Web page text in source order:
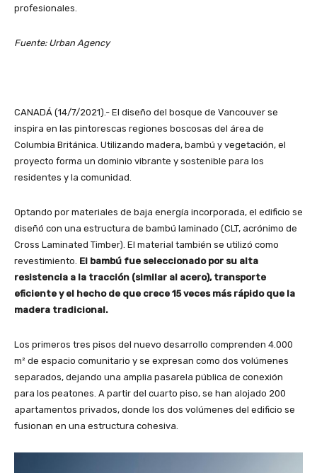
profesionales.
Fuente: Urban Agency
CANADÁ (14/7/2021).- El diseño del bosque de Vancouver se
inspira en las pintorescas regiones boscosas del área de
Columbia Británica. Utilizando madera, bambú y vegetación, el
proyecto forma un dominio vibrante y sostenible para los
residentes y la comunidad.
Optando por materiales de baja energía incorporada, el edificio se
diseñó con una estructura de bambú laminado (CLT, acrónimo de
Cross Laminated Timber). El material también se utilizó como
revestimiento. El bambú fue seleccionado por su alta
resistencia a la tracción (similar al acero), transporte
eficiente y el hecho de que crece 15 veces más rápido que la
madera tradicional.
Los primeros tres pisos del nuevo desarrollo comprenden 4.000
m² de espacio comunitario y se expresan como dos volúmenes
separados, dejando una amplia pasarela pública de conexión
para los peatones. A partir del cuarto piso, se han alojado 200
apartamentos privados, donde los dos volúmenes del edificio se
fusionan en una estructura cohesiva.